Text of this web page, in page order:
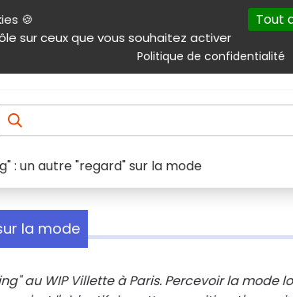
🍪
sur ceux que vous souhaitez activer
Tout
Politique de confidentialité
principal Autres
Produits & services Emploi Droit
: un autre "regard" sur la mode
la mode
au WIP Villette à Paris. Percevoir la mode